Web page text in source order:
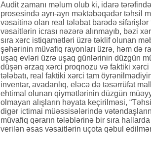
Audit zamanı məlum olub ki, idarə
prosesində ayrı-ayrı məktəbəqədər təhsil
vəsaitinə olan real tələbat barədə
vəsaitlərin icrası nəzərə alınmayıb, bəzi
sıra xərc istiqamətləri üzrə təklif olunan
şəhərinin müvafiq rayonları üzrə, həm də
uşaq evləri üzrə uşaq günlərinin düzgün
düşən ərzaq xərci proqnozu və faktiki
tələbatı, real faktiki xərci tam
inventar, avadanlıq, eləcə də təsərrüfat
ehtimal olunan qiymətlərinin düzgün
olmayan alışların həyata keçirilməsi,
digər ictimai müəssisələrində
müvafiq qərarın tələblərinə bir sıra
verilən əsas vəsaitlərin uçota qəbul